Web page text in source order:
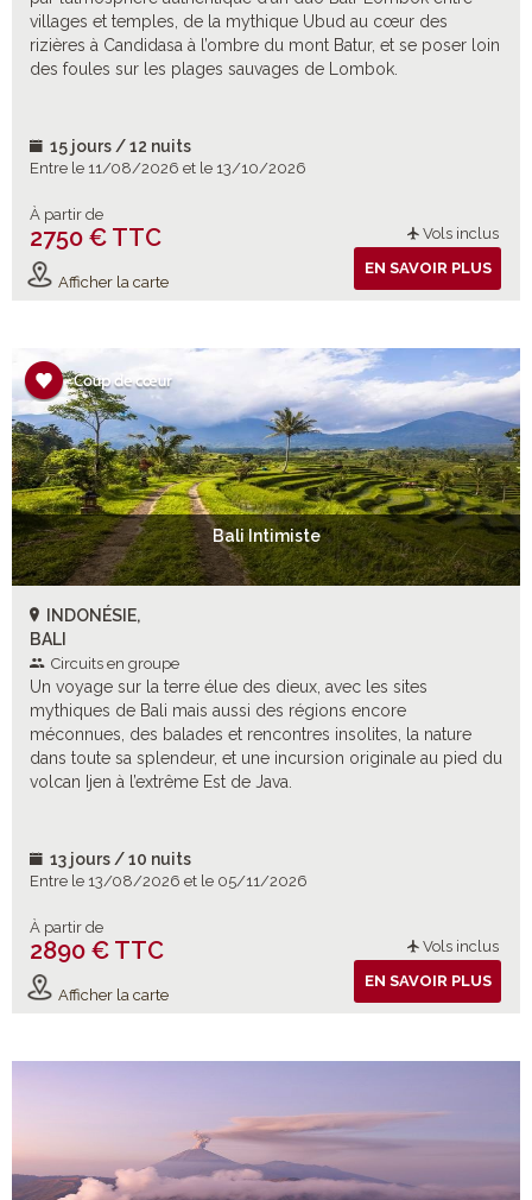
villages et temples, de la mythique Ubud au cœur des
rizières à Candidasa à l’ombre du mont Batur, et se poser loin
des foules sur les plages sauvages de Lombok.
15 jours / 12 nuits
Entre le 11/08/2026 et le 13/10/2026
À partir de
2750 € TTC Vols inclus
Afficher la carte
EN SAVOIR PLUS
Bali Intimiste
INDONÉSIE,
BALI
Circuits en groupe
Un voyage sur la terre élue des dieux, avec les sites
mythiques de Bali mais aussi des régions encore
méconnues, des balades et rencontres insolites, la nature
dans toute sa splendeur, et une incursion originale au pied du
volcan Ijen à l’extrême Est de Java.
13 jours / 10 nuits
Entre le 13/08/2026 et le 05/11/2026
À partir de
2890 € TTC Vols inclus
Afficher la carte
EN SAVOIR PLUS